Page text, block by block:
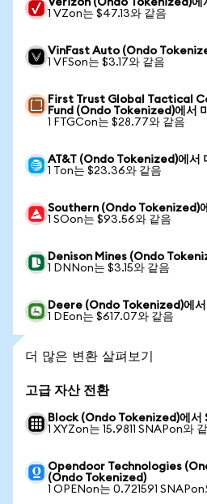
Verizon (Ondo Tokenized)에
1 VZon는 $47.13와 같음
VinFast Auto (Ondo
1 VFSon는 $3.17와 같음
First Trust Global Tactical
Fund (Ondo Tokenized)에서
1 FTGCon는 $28.77와 같음
AT&T (Ondo Tokenized)에서
1 Ton는 $23.36와 같음
Southern (Ondo Tokenized)
1 SOon는 $93.56와 같음
Denison Mines (Ondo
1 DNNon는 $3.15와 같음
Deere (Ondo Tokenized)에서
1 DEon는 $617.07와 같음
더 많은 변환 살펴보기
고급 자산 전환
Block (Ondo Tokenized)에
1 XYZon는 15.9811 SNAPon와
Opendoor Technologies
(Ondo Tokenized)
1 OPENon는 0.721591 SNAPon